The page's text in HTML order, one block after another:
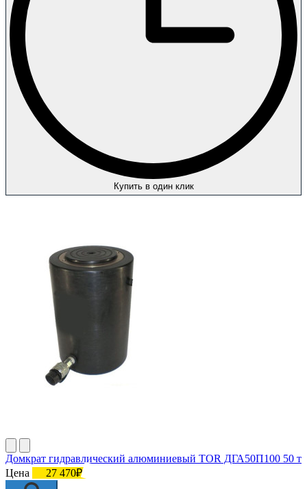
Купить в один клик
Домкрат гидравлический алюминиевый TOR ДГА50П100 50 т
Цена
27 470₽